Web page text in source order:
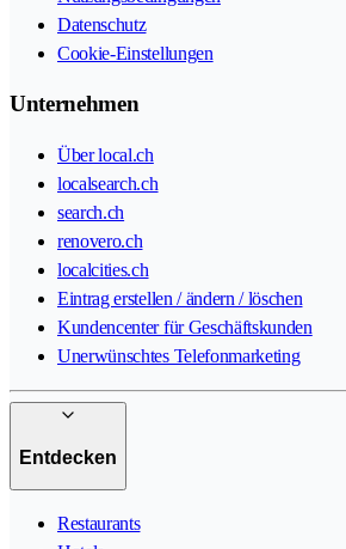
Datenschutz
Cookie-Einstellungen
Unternehmen
Über local.ch
localsearch.ch
search.ch
renovero.ch
localcities.ch
Eintrag erstellen / ändern / löschen
Kundencenter für Geschäftskunden
Unerwünschtes Telefonmarketing
Entdecken
Restaurants